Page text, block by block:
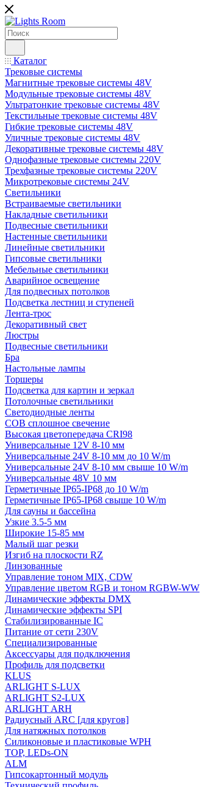
Каталог
Трековые системы
Магнитные трековые системы 48V
Модульные трековые системы 48V
Ультратонкие трековые системы 48V
Текстильные трековые системы 48V
Гибкие трековые системы 48V
Уличные трековые системы 48V
Декоративные трековые системы 48V
Однофазные трековые системы 220V
Трехфазные трековые системы 220V
Микротрековые системы 24V
Светильники
Встраиваемые светильники
Накладные светильники
Подвесные светильники
Настенные светильники
Линейные светильники
Гипсовые светильники
Мебельные светильники
Аварийное освещение
Для подвесных потолков
Подсветка лестниц и ступеней
Лента-трос
Декоративный свет
Люстры
Подвесные светильники
Бра
Настольные лампы
Торшеры
Подсветка для картин и зеркал
Потолочные светильники
Светодиодные ленты
COB сплошное свечение
Высокая цветопередача CRI98
Универсальные 12V 8-10 мм
Универсальные 24V 8-10 мм до 10 W/m
Универсальные 24V 8-10 мм свыше 10 W/m
Универсальные 48V 10 мм
Герметичные IP65-IP68 до 10 W/m
Герметичные IP65-IP68 свыше 10 W/m
Для сауны и бассейна
Узкие 3.5-5 мм
Широкие 15-85 мм
Малый шаг резки
Изгиб на плоскости RZ
Линзованные
Управление тоном MIX, CDW
Управление цветом RGB и тоном RGBW-WW
Динамические эффекты DMX
Динамические эффекты SPI
Стабилизированные IC
Питание от сети 230V
Специализированные
Аксессуары для подключения
Профиль для подсветки
KLUS
ARLIGHT S-LUX
ARLIGHT S2-LUX
ARLIGHT ARH
Радиусный ARC [для кругов]
Для натяжных потолков
Силиконовые и пластиковые WPH
TOP, LEDs-ON
ALM
Гипсокартонный модуль